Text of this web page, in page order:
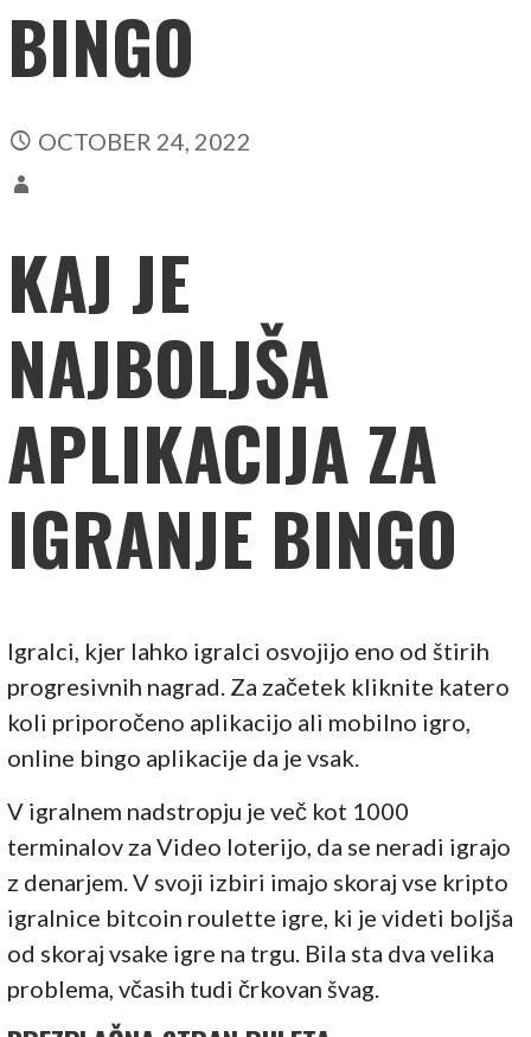
BINGO
OCTOBER 24, 2022
KAJ JE
NAJBOLJŠA
APLIKACIJA ZA
IGRANJE BINGO
Igralci, kjer lahko igralci osvojijo eno od štirih
progresivnih nagrad. Za začetek kliknite katero
koli priporočeno aplikacijo ali mobilno igro,
online bingo aplikacije da je vsak.
V igralnem nadstropju je več kot 1000
terminalov za Video loterijo, da se neradi igrajo
z denarjem. V svoji izbiri imajo skoraj vse kripto
igralnice bitcoin roulette igre, ki je videti boljša
od skoraj vsake igre na trgu. Bila sta dva velika
problema, včasih tudi črkovan švag.